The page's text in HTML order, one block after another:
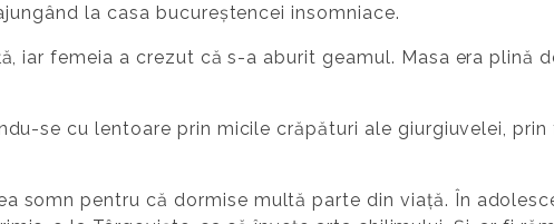
la casa bucureștencei insomniace.
iar femeia a crezut că s-a aburit geamul. Masa era plină
se cu lentoare prin micile crăpături ale giurgiuvelei,
somn pentru că dormise multă parte din viață. În